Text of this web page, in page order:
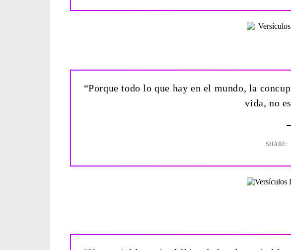
“Porque todo lo que hay en el mundo, la
vida, no